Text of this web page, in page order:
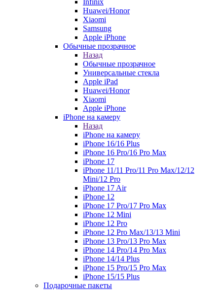
Infinix
Huawei/Honor
Xiaomi
Samsung
Apple iPhone
Обычные прозрачное
Назад
Обычные прозрачное
Универсальные стекла
Apple iPad
Huawei/Honor
Xiaomi
Apple iPhone
iPhone на камеру
Назад
iPhone на камеру
iPhone 16/16 Plus
iPhone 16 Pro/16 Pro Max
iPhone 17
iPhone 11/11 Pro/11 Pro Max/12/12
Mini/12 Pro
iPhone 17 Air
iPhone 12
iPhone 17 Pro/17 Pro Max
iPhone 12 Mini
iPhone 12 Pro
iPhone 12 Pro Max/13/13 Mini
iPhone 13 Pro/13 Pro Max
iPhone 14 Pro/14 Pro Max
iPhone 14/14 Plus
iPhone 15 Pro/15 Pro Max
iPhone 15/15 Plus
Подарочные пакеты